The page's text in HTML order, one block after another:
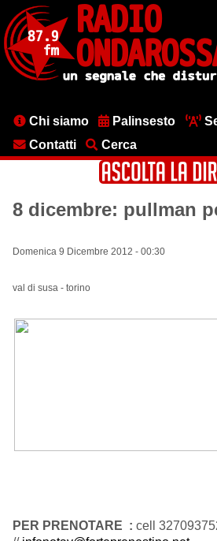
contenuto
principale
MenuChi siamo Palinsesto
Contatti
Cerca
8 dicembre: pullman
Domenica 9 Dicembre 2012 - 00:30
val di susa - torino
PER PRENOTARE : cell